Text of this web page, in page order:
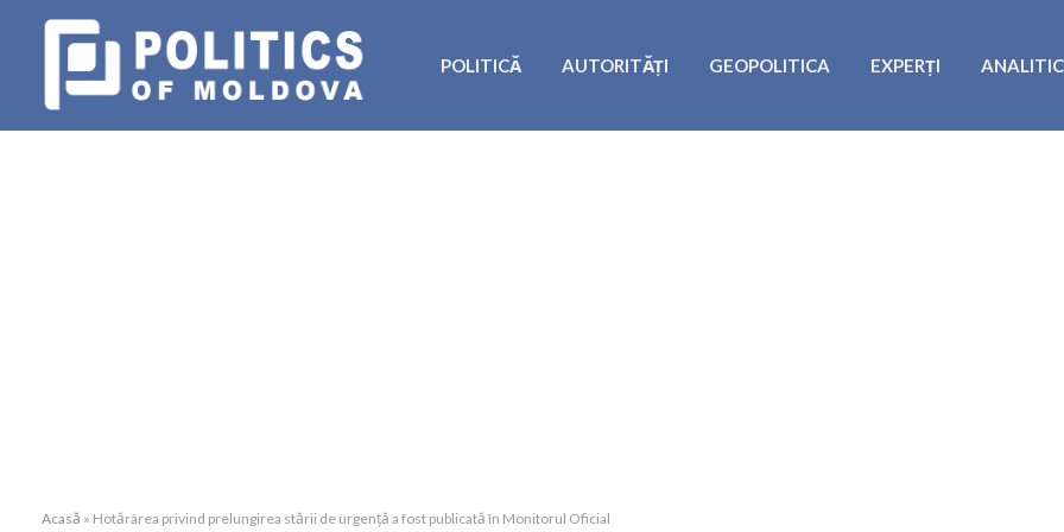
POLITICĂ AUTORITĂȚI GEOPOLITICA EXPERȚI
Acasă » Hotărârea privind prelungirea stării de urgență a fost publicată în Monitorul Oficial